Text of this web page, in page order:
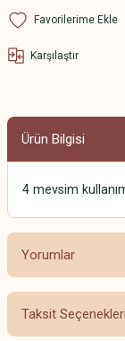
Karşılaştır
Ürün Bilgisi
4 mevsim
Yorumlar
Taksit Seçenekleri